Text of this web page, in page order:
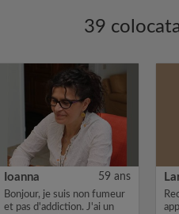
39
Ioanna 59 ans
Bonjour, je suis non fumeur
et pas d'addiction. J'ai un